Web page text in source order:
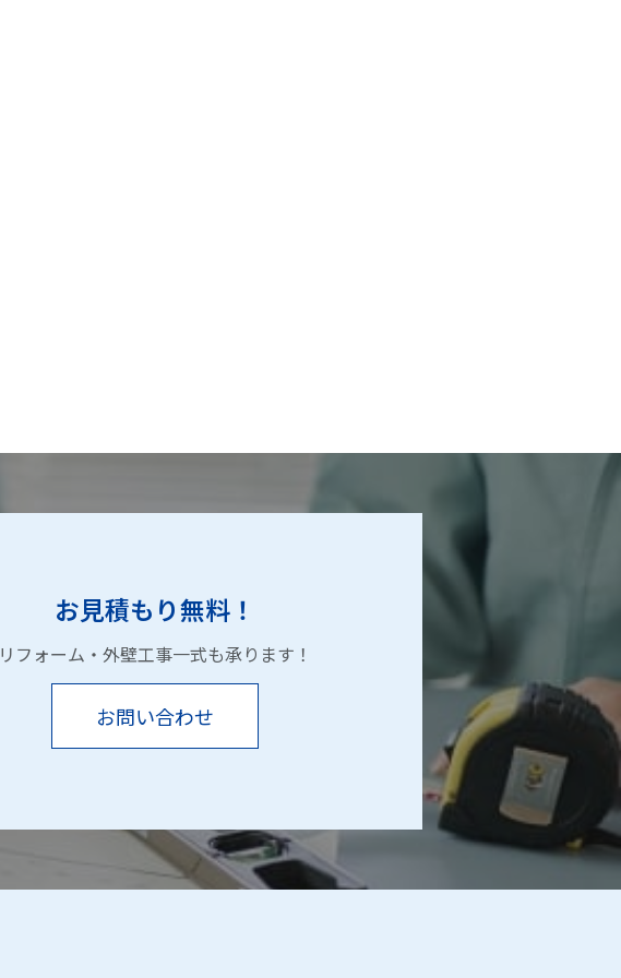
お見積もり無料！
リフォーム・外壁工事一式も承ります！
お問い合わせ